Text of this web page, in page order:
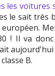
les voitures
le sait très
! Il va
B.